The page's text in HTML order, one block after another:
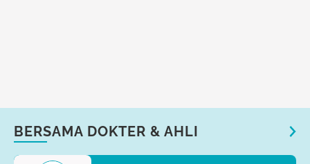
BERSAMA DOKTER & AHLI